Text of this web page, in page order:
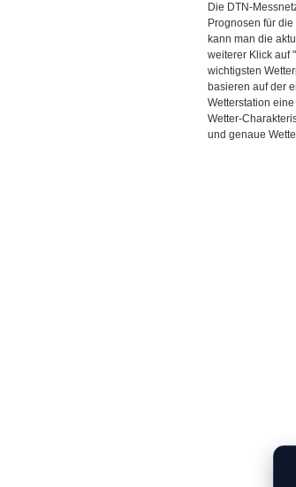
Die DTN-
Prognosen für
kann man die
weiterer Klick auf
wichtigsten
basieren auf der
Wetterstation
Wetter-
und genaue